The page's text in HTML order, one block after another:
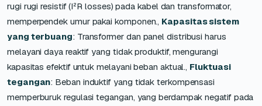
rugi rugi resistif (I²R losses) pada kabel dan transformator,
memperpendek umur pakai komponen., Kapasitas sistem
yang terbuang: Transformer dan panel distribusi harus
melayani daya reaktif yang tidak produktif, mengurangi
kapasitas efektif untuk melayani beban aktual., Fluktuasi
tegangan: Beban induktif yang tidak terkompensasi
memperburuk regulasi tegangan, yang berdampak negatif pada